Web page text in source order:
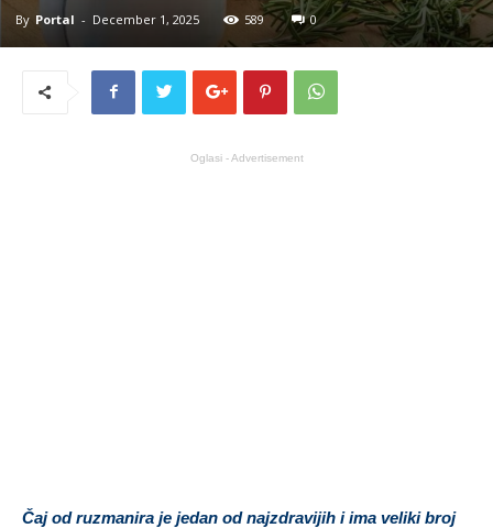
By Portal - December 1, 2025 589 0
Oglasi - Advertisement
Čaj od ruzmanira je jedan od najzdravijih i ima veliki broj